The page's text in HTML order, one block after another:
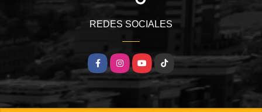
REDES SOCIALES
FacebookInstagramYouTubeTikTok